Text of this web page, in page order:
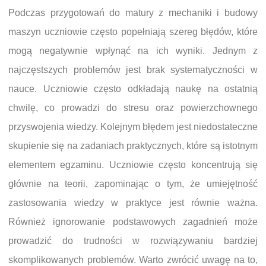
Podczas przygotowań do matury z mechaniki i budowy
maszyn uczniowie często popełniają szereg błędów, które
mogą negatywnie wpłynąć na ich wyniki. Jednym z
najczęstszych problemów jest brak systematyczności w
nauce. Uczniowie często odkładają naukę na ostatnią
chwilę, co prowadzi do stresu oraz powierzchownego
przyswojenia wiedzy. Kolejnym błędem jest niedostateczne
skupienie się na zadaniach praktycznych, które są istotnym
elementem egzaminu. Uczniowie często koncentrują się
głównie na teorii, zapominając o tym, że umiejętność
zastosowania wiedzy w praktyce jest równie ważna.
Również ignorowanie podstawowych zagadnień może
prowadzić do trudności w rozwiązywaniu bardziej
skomplikowanych problemów. Warto zwrócić uwagę na to,